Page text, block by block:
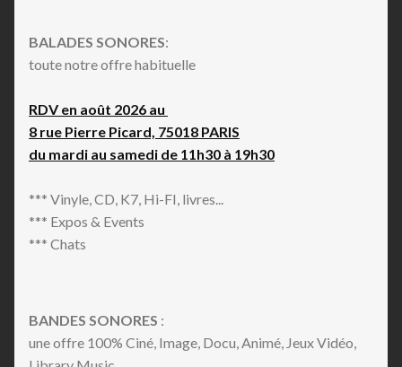
BALADES SONORES:
toute notre offre habituelle
RDV en août 2026 au
8 rue Pierre Picard, 75018 PARIS
du mardi au samedi de 11h30 à 19h30
*** Vinyle, CD, K7, Hi-FI, livres...
*** Expos & Events
*** Chats
BANDES SONORES :
une offre 100% Ciné, Image, Docu, Animé, Jeux Vidéo,